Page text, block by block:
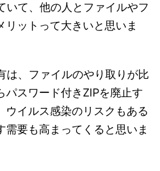
いて、他の人とファイルやフ
リットって大きいと思いま
は、ファイルのやり取りが比
パスワード付きZIPを廃止す
ウイルス感染のリスクもある
需要も高まってくると思いま